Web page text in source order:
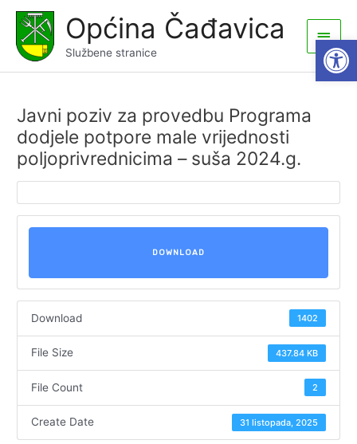
content
Općina Čađavica
Službene stranice
Main
Menu
Javni poziv za provedbu Programa
dodjele potpore male vrijednosti
poljoprivrednicima – suša 2024.g.
DOWNLOAD
Download 1402
File Size 437.84 KB
File Count 2
Create Date 31 listopada, 2025